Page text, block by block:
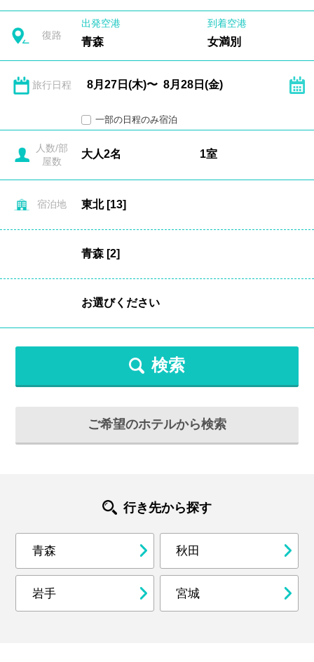
復路
出発空港
青森
到着空港
女満別
旅行日程
一部の日程のみ宿泊
人数/部
屋数
宿泊地
検索
ご希望のホテルから検索
行き先から探す
青森 秋田
岩手 宮城